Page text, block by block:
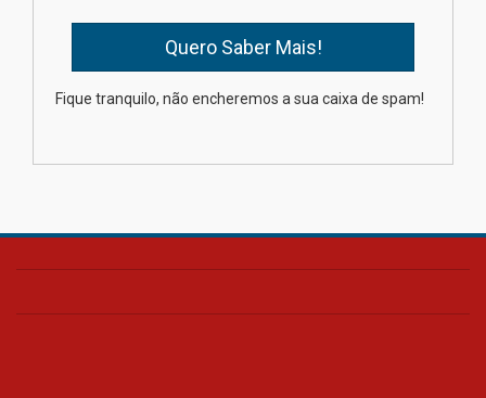
Oncologista do HUEM ressalta
importância da prevenção e
diagnóstico precoce do câncer
de pulmão
Fique tranquilo, não encheremos a sua caixa de spam!